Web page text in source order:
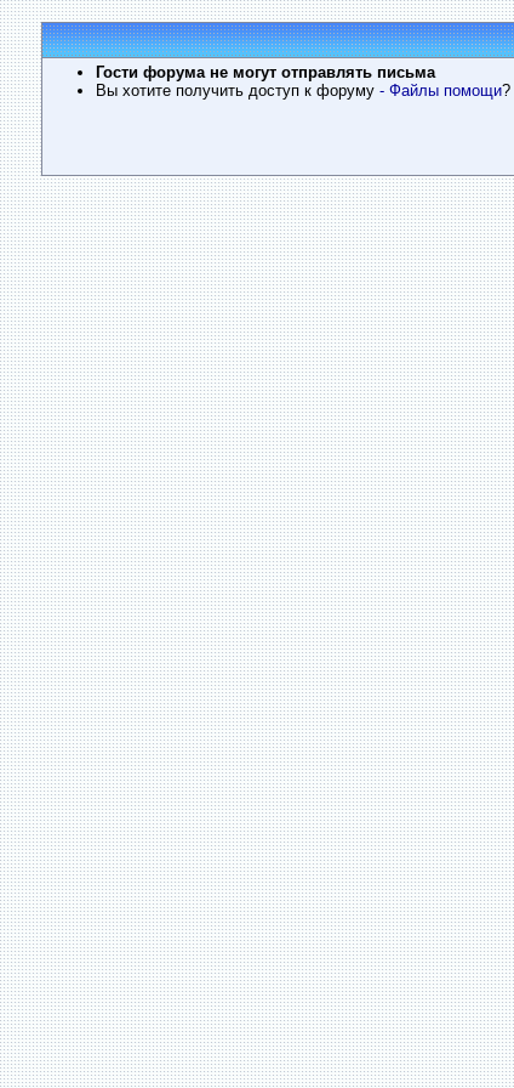
Гости форума не могут отправлять письма
Вы хотите получить доступ к форуму - Файлы помощи?